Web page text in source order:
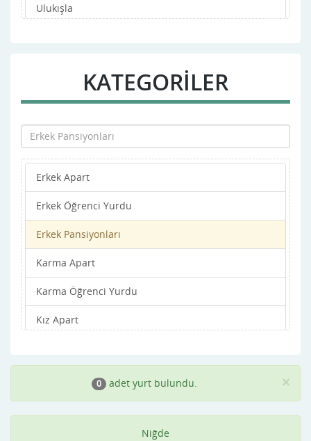
Ulukışla
KATEGORİLER
Erkek Apart
Erkek Öğrenci Yurdu
Erkek Pansiyonları
Karma Apart
Karma Öğrenci Yurdu
Kız Apart
Kız Pansiyonları ×
0 adet yurt bulundu.
Niğde